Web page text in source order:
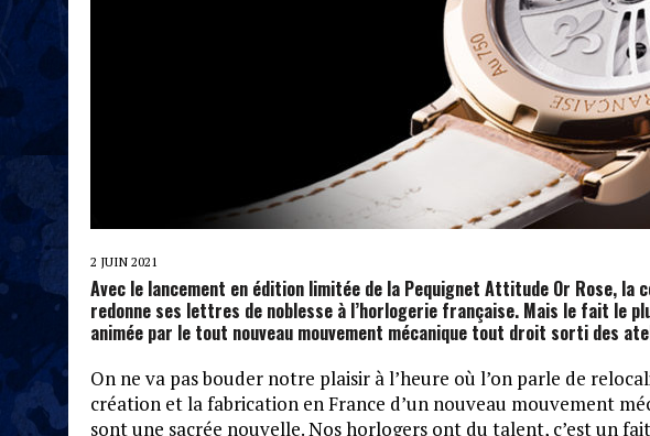
2 JUIN 2021
Avec le lancement en édition limitée de la Pequignet Attitude Or Rose, la
redonne ses lettres de noblesse à l’horlogerie française. Mais le fait le
animée par le tout nouveau mouvement mécanique tout droit sorti des
On ne va pas bouder notre plaisir à l’heure où l’on parle de
création et la fabrication en France d’un nouveau mouvement
sont une sacrée nouvelle. Nos horlogers ont du talent, c’est un